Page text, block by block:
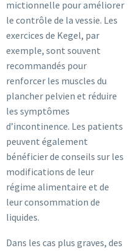
mictionnelle pour améliorer
le contrôle de la vessie. Les
exercices de Kegel, par
exemple, sont souvent
recommandés pour
renforcer les muscles du
plancher pelvien et réduire
les symptômes
d’incontinence. Les patients
peuvent également
bénéficier de conseils sur les
modifications de leur
régime alimentaire et de
leur consommation de
liquides.
Dans les cas plus graves, des